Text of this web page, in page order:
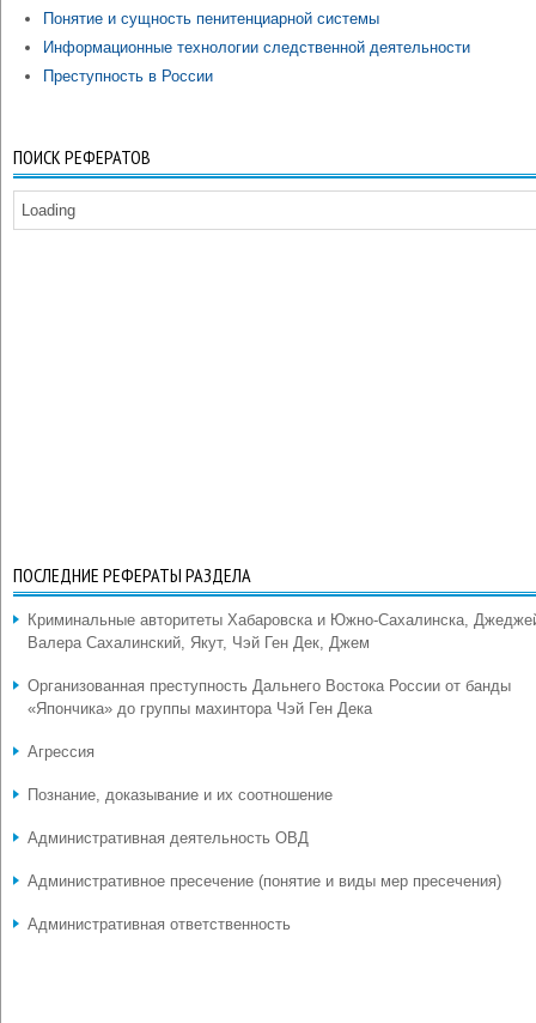
Понятие и сущность пенитенциарной системы
Информационные технологии следственной деятельности
Преступность в России
ПОИСК РЕФЕРАТОВ
Loading
ПОСЛЕДНИЕ РЕФЕРАТЫ РАЗДЕЛА
Криминальные авторитеты Хабаровска и Южно-Сахалинска,
Валера Сахалинский, Якут, Чэй Ген Дек, Джем
Организованная преступность Дальнего Востока России от банды
«Япончика» до группы махинтора Чэй Ген Дека
Агрессия
Познание, доказывание и их соотношение
Административная деятельность ОВД
Административное пресечение (понятие и виды мер пресечения)
Административная ответственность